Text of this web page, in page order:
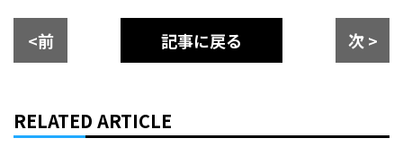
<前 記事に戻る 次 >
RELATED ARTICLE